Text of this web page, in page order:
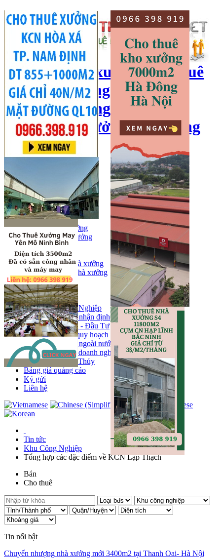
cho thuê kho xưởng, cho thuê
kho, kho xưởng hà nội, cho
thuê nhà xưởng, cho thuê
xưởng, kho xưởng hải dương
Hotline:0966 398 919
Đăng ký
Đăng tin bán/cho thuê
Trang chủ
Bán kho, nhà xưởng
Bán kho xưởng
Kho
Mặt bằng
Cho thuê kho, nhà xưởng
Cho thuê nhà xưởng
Kho
Mặt bằng
Tin tức
Khu Công Nghiệp
Phân tích - nhận định
Chính sách - Đầu Tư
Thông tin quy hoạch
Thị trường ngoài nước
Hoạt động doanh nghiẹp
Tin Phong Thủy
Bảng giá quảng cáo
Ký gửi
Liên hệ
Tin tức
Khu Công Nghiệp
Tổng hợp các đặc điểm về KCN Lập Thạch
Bán
Cho thuê
Tin nổi bật
Chuyển nhượng nhà xưởng mới 3400m2 tại Thanh Oai- Hà Nội